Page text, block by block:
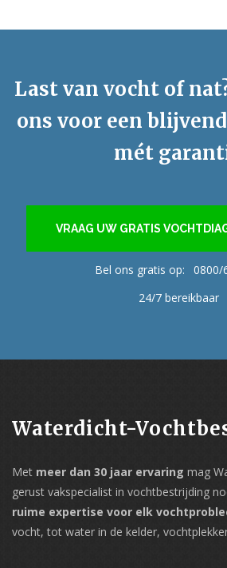
Last van vocht of
ons voor een
mét
VRAAG UW GRATIS
Bel ons gratis op:
0800/
24/7 bereikbaar
Waterdicht-
Met meer dan 30 jaar ervaring mag
gerust vakspecialist in vochtbestrijding
ruime expertise voor elk
vocht, tot water in de kelder,